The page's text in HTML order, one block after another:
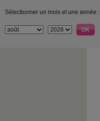
Sélectionner un mois et une année :